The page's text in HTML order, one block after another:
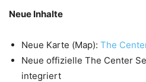
Neue Inhalte
Neue Karte (Map): The
Neue offizielle The Center
integriert